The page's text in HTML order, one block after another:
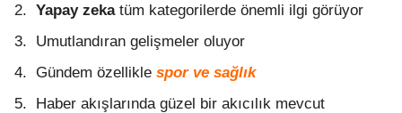
Yapay zekatüm kategorilerde önemli ilgi görüyor
Umutlandıran gelişmeler oluyor
Gündem özellikle spor ve sağlık
Haber akışlarında güzel bir akıcılık mevcut